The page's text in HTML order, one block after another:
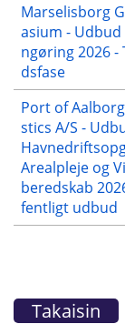
Marselisborg
asium - Udbud
ngøring 2026 -
dsfase
Port of
stics A/S -
Arealpleje og
beredskab
fentligt udbud
Takaisin